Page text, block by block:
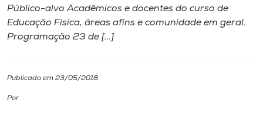
Internacionalização
Público-alvo Acadêmicos e docentes do curso de
Educação Física, áreas afins e comunidade em geral.
Programação 23 de […]
Publicado em 23/05/2018
Por